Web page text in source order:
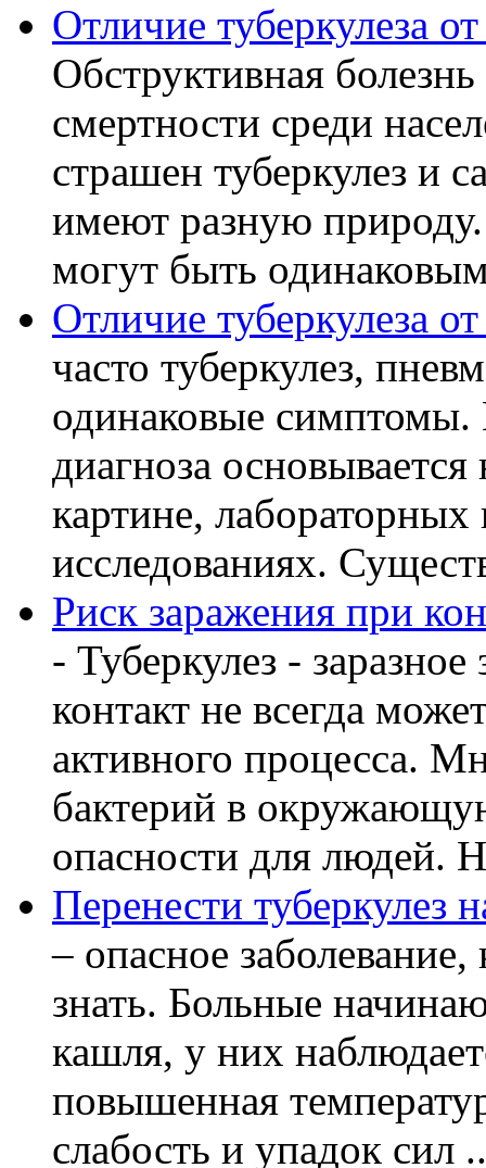
Отличие туберкулеза
Обструктивная
смертности среди
страшен туберкулез и
имеют разную
могут быть
Отличие туберкулеза
часто туберкулез,
одинаковые симптомы.
диагноза
картине, лабораторных
исследованиях.
Риск заражения при
- Туберкулез -
контакт не всегда
активного процесса.
бактерий в
опасности для людей.
Перенести туберкулез
– опасное
знать. Больные
кашля, у них
повышенная
слабость и упадок сил